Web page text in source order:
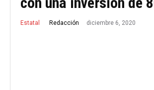
Estatal Redacción diciembre 6, 2020